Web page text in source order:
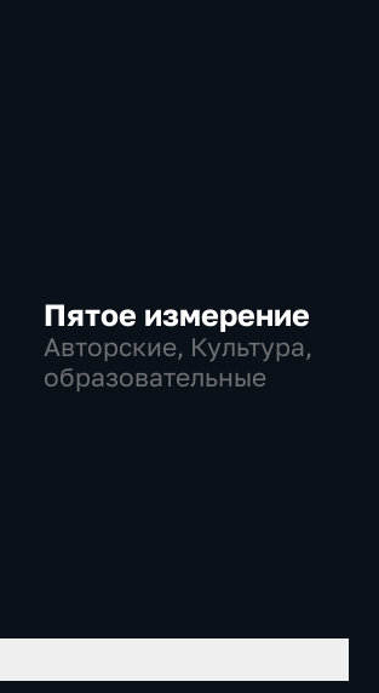
Пятое измерение
Авторские, Культура,
образовательные